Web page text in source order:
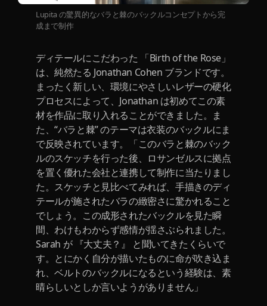
Lupita の驚異的なバラと棘のバックルコンセプトから完
成まで制作
ディテールにこだわった 「Birth of the Rose」
は、純然たる Jonathan Cohen ブランドです。
まったく新しい、環境にやさしいレザーの硬化
プロセスによって、Jonathan は初めてこの素
材を作品に取り入れることができました。ま
た、“バラと棘” のテーマは衣装のバックルにま
で反映されています。「このバラと棘のバック
ルのスケッチを行った後、ロサンゼルスに拠点
を置く優れた会社と連携して制作に当たりまし
た。スケッチと見比べてみれば、手描きのディ
テールが施されたバラの緻密さに驚かれること
でしょう。この成形されたバックルを見た瞬
間、わけもわからず感情が揺さぶられました。
Sarah が 『大丈夫？』 と聞いてきたくらいで
す。とにかく自分が描いたものに命が吹き込ま
れ、ベルトのバックルになるという経験は、素
晴らしいとしか言いようがありません」